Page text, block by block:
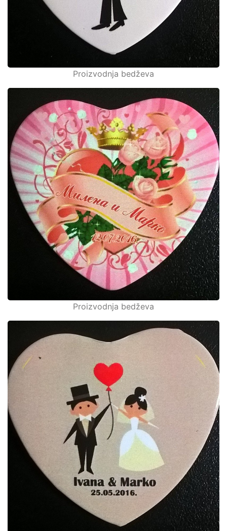
Proizvodnja bedževa
Proizvodnja bedževa